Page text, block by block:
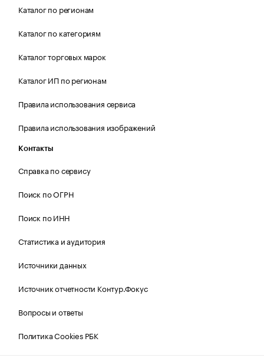
Каталог по регионам
Каталог по категориям
Каталог торговых марок
Каталог ИП по регионам
Правила использования сервиса
Правила использования изображений
Контакты
Справка по сервису
Поиск по ОГРН
Поиск по ИНН
Статистика и аудитория
Источники данных
Источник отчетности Контур.Фокус
Вопросы и ответы
Политика Cookies РБК